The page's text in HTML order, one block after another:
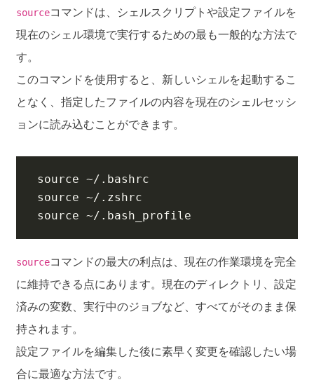
sourceコマンドは、シェルスクリプトや設定ファイルを
現在のシェル環境で実行するための最も一般的な方法で
す。
このコマンドを使用すると、新しいシェルを起動するこ
となく、指定したファイルの内容を現在のシェルセッシ
ョンに読み込むことができます。
source
source
source ~/.bash_profile
sourceコマンドの最大の利点は、現在の作業環境を完全
に維持できる点にあります。現在のディレクトリ、設定
済みの変数、実行中のジョブなど、すべてがそのまま保
持されます。
設定ファイルを編集した後に素早く変更を確認したい場
合に最適な方法です。